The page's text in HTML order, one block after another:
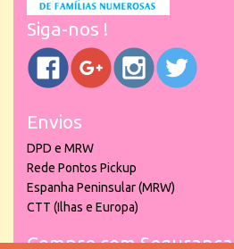
Siga-nos !
Envios
DPD e MRW
Rede Pontos Pickup
Espanha Peninsular (MRW)
CTT (Ilhas e Europa)
Compre com Segurança